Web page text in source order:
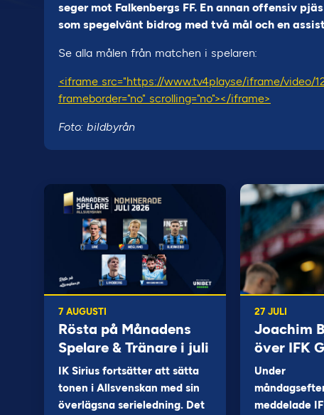
seger mot Falkenbergs FF. En annan offensiv
som spegelvänt bidrog med två mål och en
Se alla målen från matchen i spelaren:
<iframe src="https://www.tv4play.se/iframe/video/
frameborder="no" scrolling="no"></iframe>
Foto: bildbyrån
7 AUGUSTI
Rösta på Månadens
Spelare & Tränare i juli
IK Sirius fortsätter att sätta
tonen i Allsvenskan med sin
överlägsna serieledning. Det
27 JULI
Joachim
över IFK
Under
meddelade